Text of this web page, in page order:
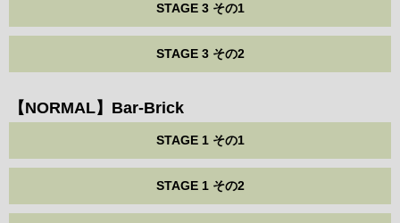
STAGE 3 その1
STAGE 3 その2
【NORMAL】Bar-Brick
STAGE 1 その1
STAGE 1 その2